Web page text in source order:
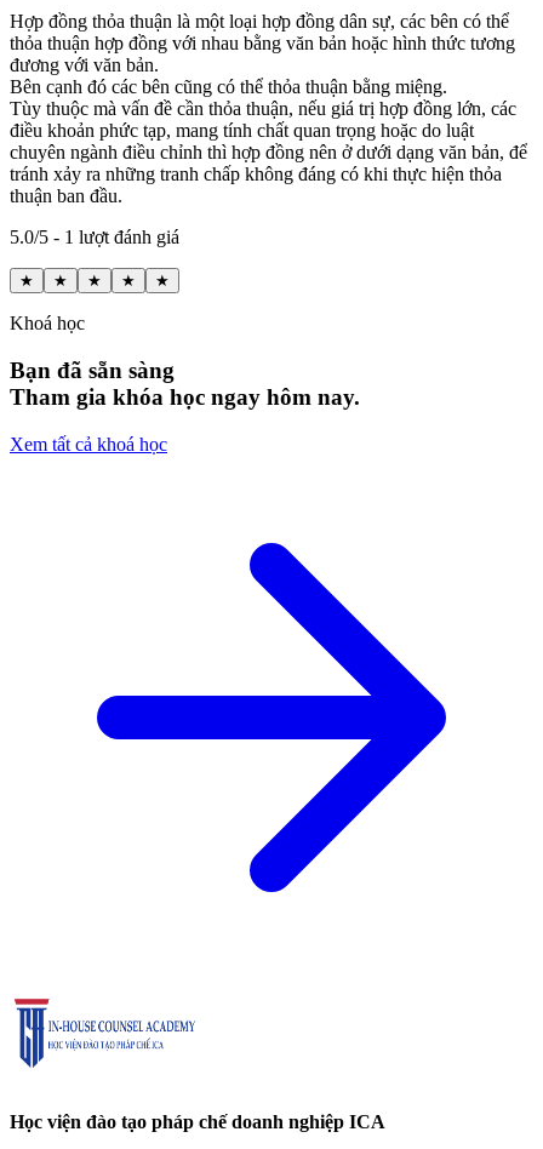
Hợp đồng thỏa thuận là một loại hợp đồng dân sự, các bên có thể
thỏa thuận hợp đồng với nhau bằng văn bản hoặc hình thức tương
đương với văn bản.
Bên cạnh đó các bên cũng có thể thỏa thuận bằng miệng.
Tùy thuộc mà vấn đề cần thỏa thuận, nếu giá trị hợp đồng lớn, các
điều khoản phức tạp, mang tính chất quan trọng hoặc do luật
chuyên ngành điều chỉnh thì hợp đồng nên ở dưới dạng văn bản, để
tránh xảy ra những tranh chấp không đáng có khi thực hiện thỏa
thuận ban đầu.
5.0/5 - 1 lượt đánh giá
★ ★ ★ ★ ★
Khoá học
Bạn đã sẵn sàng
Tham gia khóa học ngay hôm nay.
Xem tất cả khoá học
Học viện đào tạo pháp chế doanh nghiệp ICA